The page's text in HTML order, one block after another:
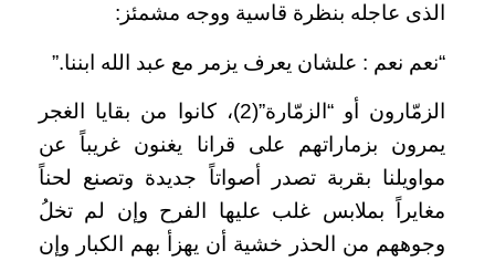
الذى عاجله بنظرة قاسية ووجه مشمئز :
“نعم نعم : علشان يعرف يزمر مع عبد الله ابننا”.
الزمّارون أو “الزمّارة”(2)، كانوا من بقايا الغجر
يمرون بزماراتهم على قرانا يغنون غريباً عن
مواويلنا بقربة تصدر أصواتاً جديدة وتصنع لحناً
مغايراً بملابس غلب عليها الفرح وإن لم تخلُ
وجوههم من الحذر خشية أن يهزأ بهم الكبار وإن